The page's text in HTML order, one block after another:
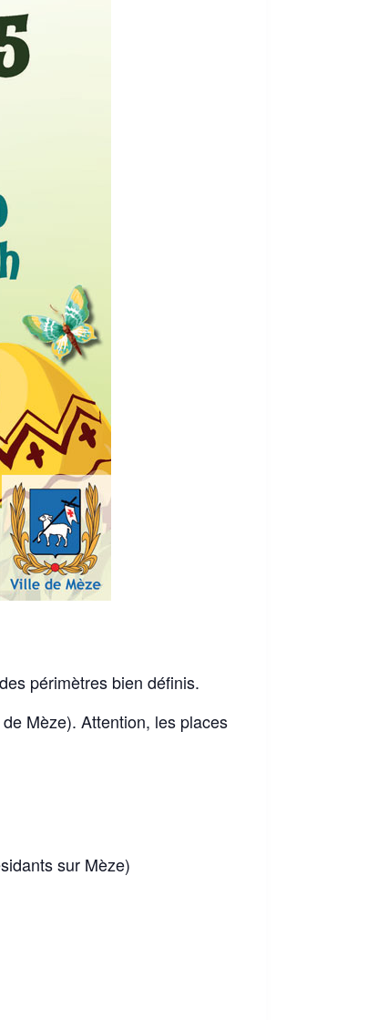
périmètres bien définis.
Mèze). Attention, les places
sur Mèze)